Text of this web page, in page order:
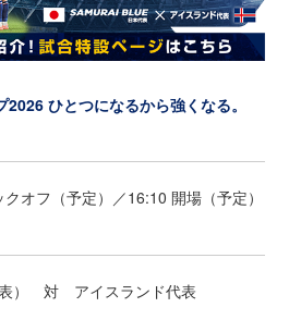
ひとつになるから強くなる。
オフ（予定）／16:10 開場（予定）
表） 対 アイスランド代表